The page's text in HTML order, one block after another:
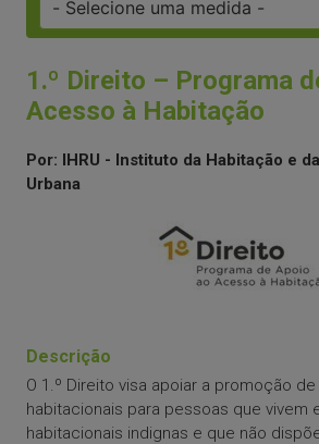
1.º Direito – Programa
Acesso à Habitação
Por: IHRU - Instituto da Habitação e
Urbana
Descrição
O 1.º Direito visa apoiar a promoção
habitacionais para pessoas que vivem
habitacionais indignas e que não